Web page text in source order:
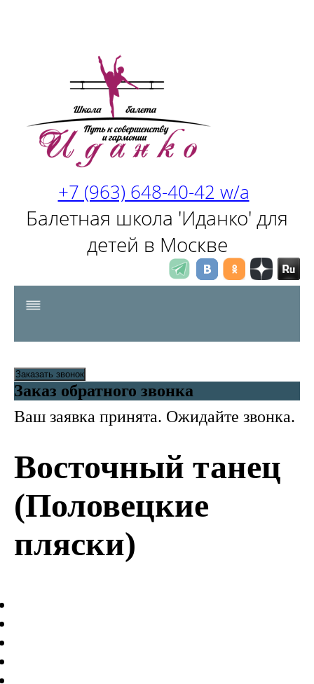
+7 (963) 648-40-42 w/a
Балетная школа 'Иданко' для
детей в Москве
Заказать звонок
Заказ обратного звонка
Ваш заявка принята. Ожидайте звонка.
Восточный танец
(Половецкие
пляски)